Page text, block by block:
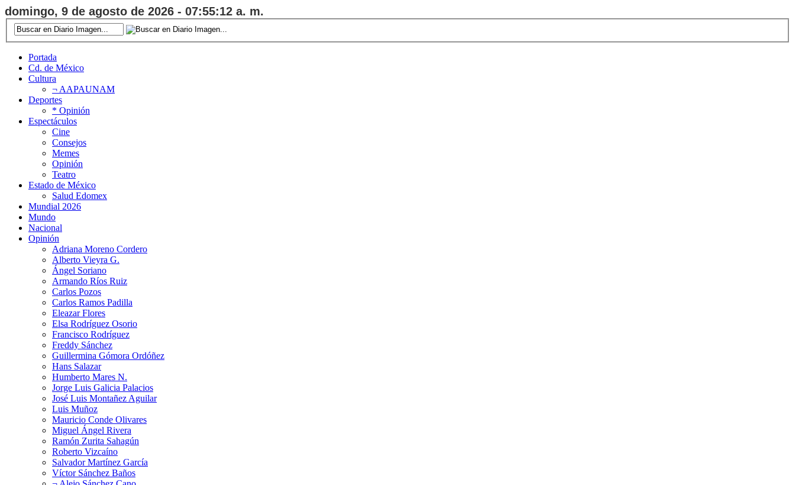
domingo, 9 de agosto de 2026 - 07:55:13 a. m.
Portada
Cd. de México
Cultura
¬ AAPAUNAM
Deportes
* Opinión
Espectáculos
Cine
Consejos
Memes
Opinión
Teatro
Estado de México
Salud Edomex
Mundial 2026
Mundo
Nacional
Opinión
Adriana Moreno Cordero
Alberto Vieyra G.
Ángel Soriano
Armando Ríos Ruiz
Carlos Pozos
Carlos Ramos Padilla
Eleazar Flores
Elsa Rodríguez Osorio
Francisco Rodríguez
Freddy Sánchez
Guillermina Gómora Ordóñez
Hans Salazar
Humberto Mares N.
Jorge Luis Galicia Palacios
José Luis Montañez Aguilar
Luis Muñoz
Mauricio Conde Olivares
Miguel Ángel Rivera
Ramón Zurita Sahagún
Roberto Vizcaíno
Salvador Martínez García
Víctor Sánchez Baños